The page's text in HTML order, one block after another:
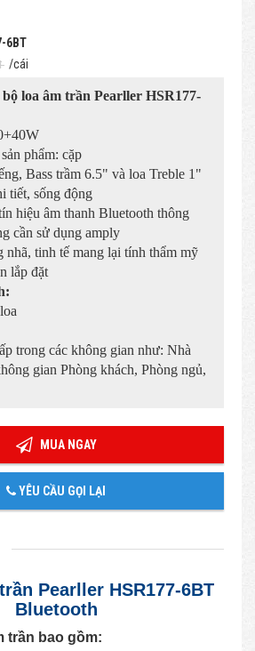
6BT
/cái
loa âm trần Pearller HSR177-
phẩm: cặp
Bass trầm 6.5" và loa Treble 1"
tiết, sống động
hiệu âm thanh Bluetooth thông
cần sử dụng amply
nhã, tinh tế mang lại tính thẩm mỹ
lắp đặt
trong các không gian như: Nhà
gian Phòng khách, Phòng ngủ,
MUA NGAY
YÊU CẦU GỌI LẠI
Pearller HSR177-6BT
Bluetooth
trần bao gồm: